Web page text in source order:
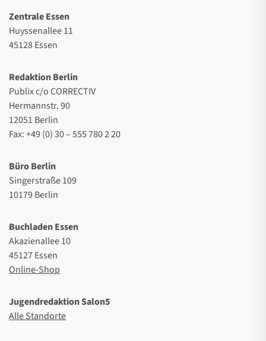
Zentrale Essen
Huyssenallee 11
45128 Essen
Redaktion Berlin
Publix c/o CORRECTIV
Hermannstr. 90
12051 Berlin
Fax: +49 (0) 30 – 555 780 2 20
Büro Berlin
Singerstraße 109
10179 Berlin
Buchladen Essen
Akazienallee 10
45127 Essen
Online-Shop
Jugendredaktion Salon5
Alle Standorte